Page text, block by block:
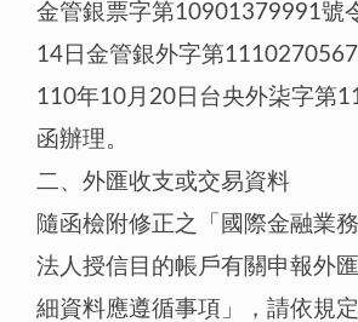
金管銀票字第10901379991號
14日金管銀外字第
110年10月20日台央外柒字第
函辦理。
二、外匯收支或交易資料
隨函檢附修正之「國際金融業
法人授信目的帳戶有關申報外
細資料應遵循事項」，請依規定